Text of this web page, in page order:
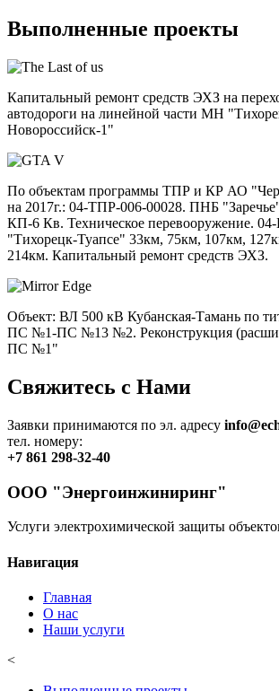
Выполненные проекты
Капитальный ремонт средств ЭХЗ на
автодороги на линейной части МН
Новороссийск-1"
По объектам программы ТПР и КР АО
на 2017г.: 04-ТПР-006-00028. ПНБ
КП-6 Кв. Техническое перевооружение.
"Тихорецк-Туапсе" 33км, 75км, 107км,
214км. Капитальный ремонт средств ЭХЗ.
Объект: ВЛ 500 кВ Кубанская-Тамань по
ПС №1-ПС №13 №2. Реконструкция
ПС №1"
Свяжитесь с Нами
Заявки принимаются по эл. адресу
тел. номеру:
+7 861 298-32-40
ООО "Энергоинжиниринг"
Услуги электрохимической защиты
Навигация
Главная
О нас
Наши услуги
<